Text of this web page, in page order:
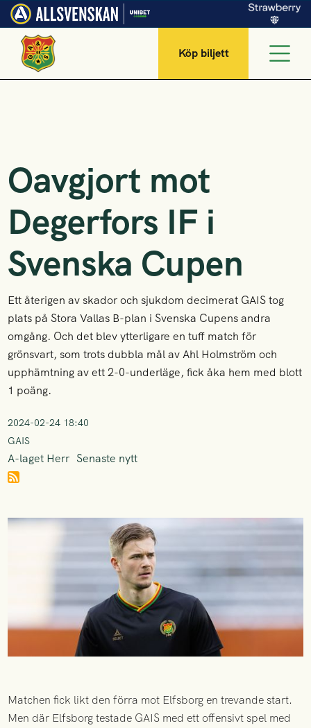
Köp biljett
Oavgjort mot
Degerfors IF i
Svenska Cupen
Ett återigen av skador och sjukdom decimerat GAIS tog
plats på Stora Vallas B-plan i Svenska Cupens andra
omgång. Och det blev ytterligare en tuff match för
grönsvart, som trots dubbla mål av Ahl Holmström och
upphämtning av ett 2-0-underläge, fick åka hem med blott
1 poäng.
2024-02-24 18:40
GAIS
A-laget Herr Senaste nytt
Matchen fick likt den förra mot Elfsborg en trevande start.
Men där Elfsborg testade GAIS med ett offensivt spel med